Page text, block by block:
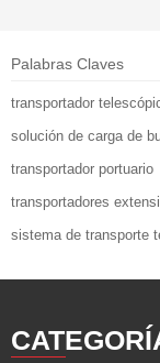
Palabras Claves
transportador
solución de carga de
transportador portuario
transportadores
sistema de transporte